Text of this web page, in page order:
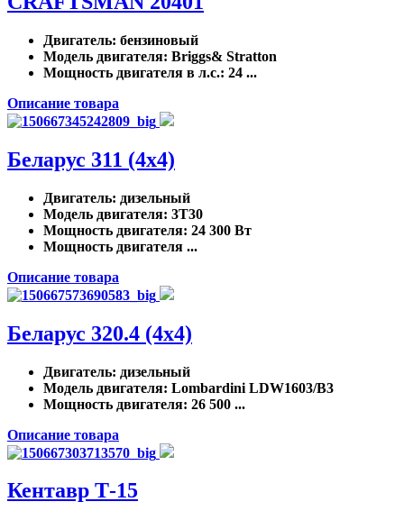
Двигатель: бензиновый
Модель двигателя: Briggs& Stratton
Мощность двигателя в л.с.: 24 ...
Описание товара
Беларус 311 (4x4)
Двигатель: дизельный
Модель двигателя: 3Т30
Мощность двигателя: 24 300 Вт
Мощность двигателя ...
Описание товара
Беларус 320.4 (4x4)
Двигатель: дизельный
Модель двигателя: Lombardini LDW1603/B3
Мощность двигателя: 26 500 ...
Описание товара
Кентавр Т-15